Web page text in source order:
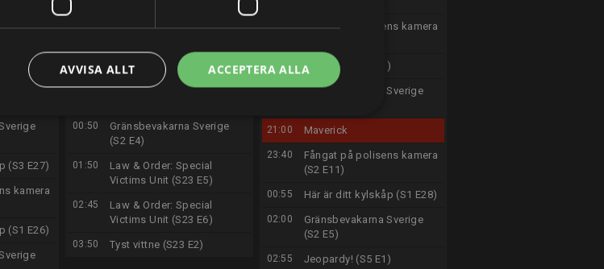
(S3 E27)
kamera
(S1 E26)
Här är ditt kylskåp (S3 E27)
Gränsbevakarna Sverige
(S2 E4)
00:50
Gränsbevakarna Sverige
(S2 E4)
01:50
Law & Order: Special
Victims Unit (S23 E5)
02:45
Law & Order: Special
Victims Unit (S23 E6)
03:50 Tyst vittne (S23 E2)
18:10
Fångat på polisens kamera
19:05 Jeopardy! (S5 E1)
20:00
Gränsbevakarna Sverige
21:00 Maverick
23:40
Fångat på polisens kamera
(S2 E11)
00:55 Här är ditt kylskåp (S1 E28)
02:00
Gränsbevakarna Sverige
(S2 E5)
02:55 Jeopardy! (S5 E1)
ACCEPTERA ALLA
AVVISA ALLT